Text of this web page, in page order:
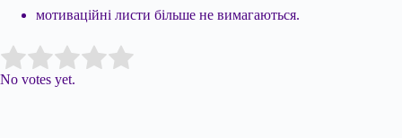
мотиваційні листи більше не вимагаються.
Rate this item:
No votes yet.